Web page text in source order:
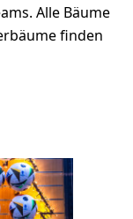
Alle Bäume
finden